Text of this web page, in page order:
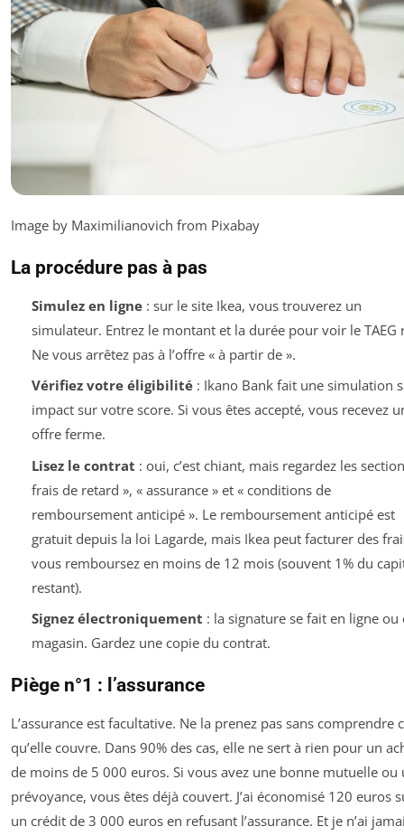
Image by Maximilianovich from Pixabay
La procédure pas à pas
Simulez en ligne: sur le site Ikea, vous trouverez un
simulateur. Entrez le montant et la durée pour voir le TAEG
Ne vous arrêtez pas à l’offre « à partir de ».
Vérifiez votre éligibilité: Ikano Bank fait une simulation
impact sur votre score. Si vous êtes accepté, vous recevez
offre ferme.
Lisez le contrat : oui, c’est chiant, mais regardez les
frais de retard », « assurance » et « conditions de
remboursement anticipé ». Le remboursement anticipé est
gratuit depuis la loi Lagarde, mais Ikea peut facturer des
vous remboursez en moins de 12 mois (souvent 1% du
restant).
Signez électroniquement : la signature se fait en ligne ou
magasin. Gardez une copie du contrat.
Piège n°1 : l’assurance
L’assurance est facultative. Ne la prenez pas sans comprendre
qu’elle couvre. Dans 90% des cas, elle ne sert à rien pour un
de moins de 5 000 euros. Si vous avez une bonne mutuelle ou
prévoyance, vous êtes déjà couvert. J’ai économisé 120 euros
un crédit de 3 000 euros en refusant l’assurance. Et je n’ai